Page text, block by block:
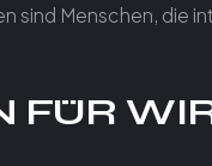
sind Menschen, die
FÜR